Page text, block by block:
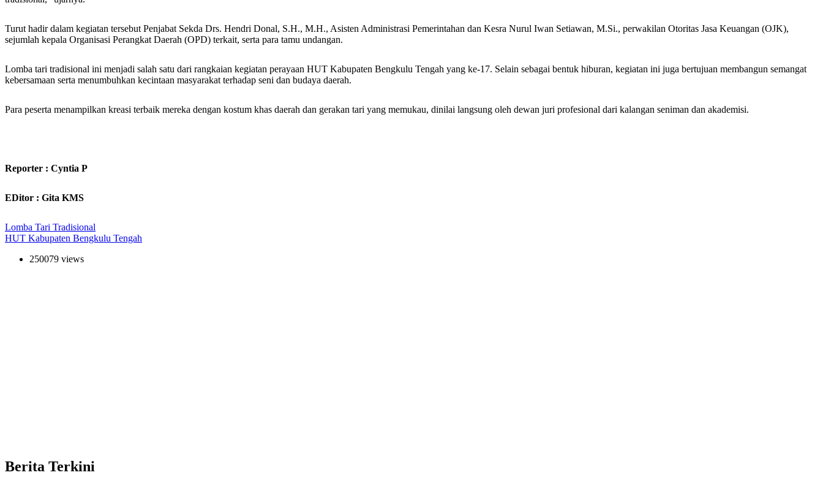
Turut hadir dalam kegiatan tersebut Penjabat Sekda Drs. Hendri Donal, S.H., M.H., Asisten Administrasi Pemerintahan dan Kesra Nurul Iwan Setiawan, M.Si., perwakilan Otoritas Jasa Keuangan (OJK),
sejumlah kepala Organisasi Perangkat Daerah (OPD) terkait, serta para tamu undangan.
Lomba tari tradisional ini menjadi salah satu dari rangkaian kegiatan perayaan HUT Kabupaten Bengkulu Tengah yang ke-17. Selain sebagai bentuk hiburan, kegiatan ini juga bertujuan membangun semangat
kebersamaan serta menumbuhkan kecintaan masyarakat terhadap seni dan budaya daerah.
Para peserta menampilkan kreasi terbaik mereka dengan kostum khas daerah dan gerakan tari yang memukau, dinilai langsung oleh dewan juri profesional dari kalangan seniman dan akademisi.
Reporter : Cyntia P
EDitor : Gita KMS
Lomba Tari Tradisional
HUT Kabupaten Bengkulu Tengah
250079 views
Berita Terkini